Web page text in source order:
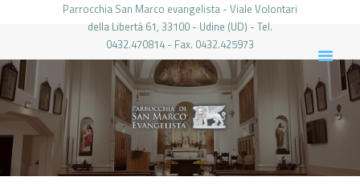
Parrocchia San Marco evangelista - Viale Volontari
della Libertá 61, 33100 - Udine (UD) - Tel.
0432.470814 - Fax. 0432.425973
PARROCCHIA DI SAN MARCO UDINE
HOME
LA PARROCCHIA
IL PARROCO
LE ATTIVITÀ